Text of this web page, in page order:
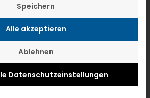
Speichern
Alle akzeptieren
Ablehnen
Datenschutzeinstellungen